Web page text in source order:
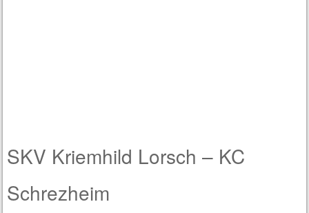
SKV Kriemhild Lorsch – KC
Schrezheim